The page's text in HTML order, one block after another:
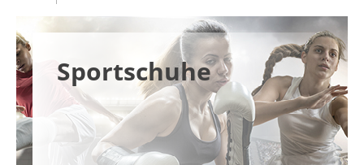
Sportschuhe